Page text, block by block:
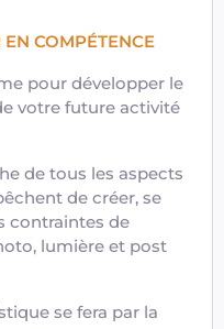
COMPÉTENCE
pour développer le
votre future activité
de tous les aspects
de créer, se
contraintes de
lumière et post
se fera par la